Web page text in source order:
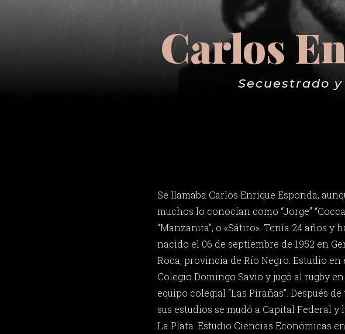
Carlos
Secuestrado
Se llamaba Carlos Enrique Esponda,
muchos lo conocían como “Jorge”
“Manzanita”, o «Sátiro». Tenía 24 años y
nacido el 06 de septiembre de 1952 en
Roca, provincia de Río Negro. Estudio en
Colegio Domingo Savio y jugó al rugby en
equipo colegial “Las Pirañas”. Después
sus estudios se mudó a Capital Federal y
La Plata. Estudio Ciencias Económicas